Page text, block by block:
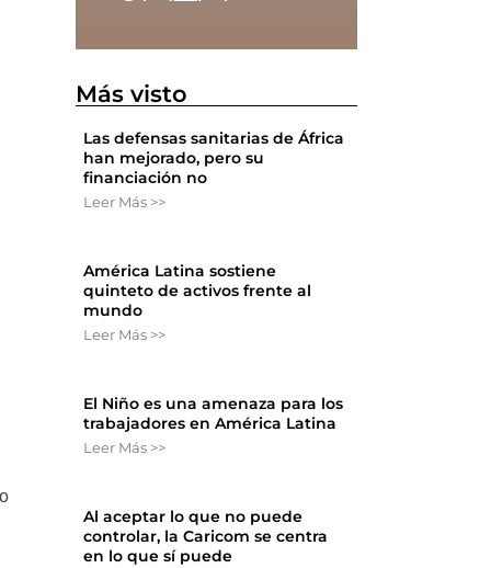
Más visto
Las defensas sanitarias de África
han mejorado, pero su
financiación no
Leer Más >>
América Latina sostiene
quinteto de activos frente al
mundo
Leer Más >>
El Niño es una amenaza para los
trabajadores en América Latina
Leer Más >>
Al aceptar lo que no puede
controlar, la Caricom se centra
en lo que sí puede